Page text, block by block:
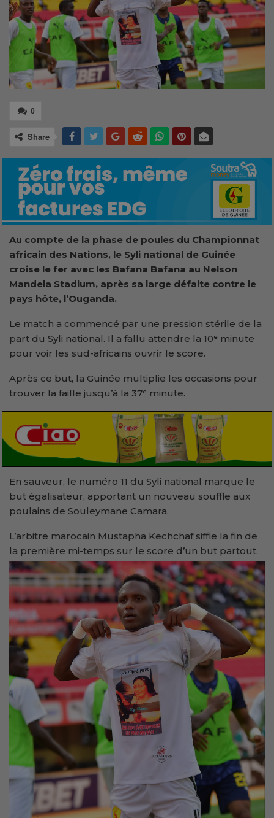
0
Share
Au compte de la phase de poules du Championnat
africain des Nations, le Syli national de Guinée
croise le fer avec les Bafana Bafana au Nelson
Mandela Stadium, après sa large défaite contre le
pays hôte, l’Ouganda.
Le match a commencé par une pression stérile de la
part du Syli national. Il a fallu attendre la 10ᵉ minute
pour voir les sud-africains ouvrir le score.
Après ce but, la Guinée multiplie les occasions pour
trouver la faille jusqu’à la 37ᵉ minute.
En sauveur, le numéro 11 du Syli national marque le
but égalisateur, apportant un nouveau souffle aux
poulains de Souleymane Camara.
L’arbitre marocain Mustapha Kechchaf siffle la fin de
la première mi-temps sur le score d’un but partout.